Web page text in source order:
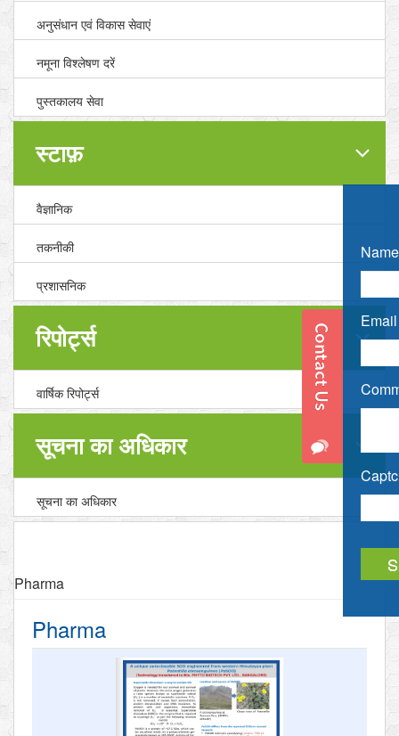
अनुसंधान एवं विकास सेवाएं
नमूना विश्लेषण दरें
पुस्तकालय सेवा
स्टाफ़
वैज्ञानिक
तकनीकी
प्रशासनिक
रिपोर्ट्स
वार्षिक रिपोर्ट्स
सूचना का अधिकार
सूचना का अधिकार
Pharma
Pharma